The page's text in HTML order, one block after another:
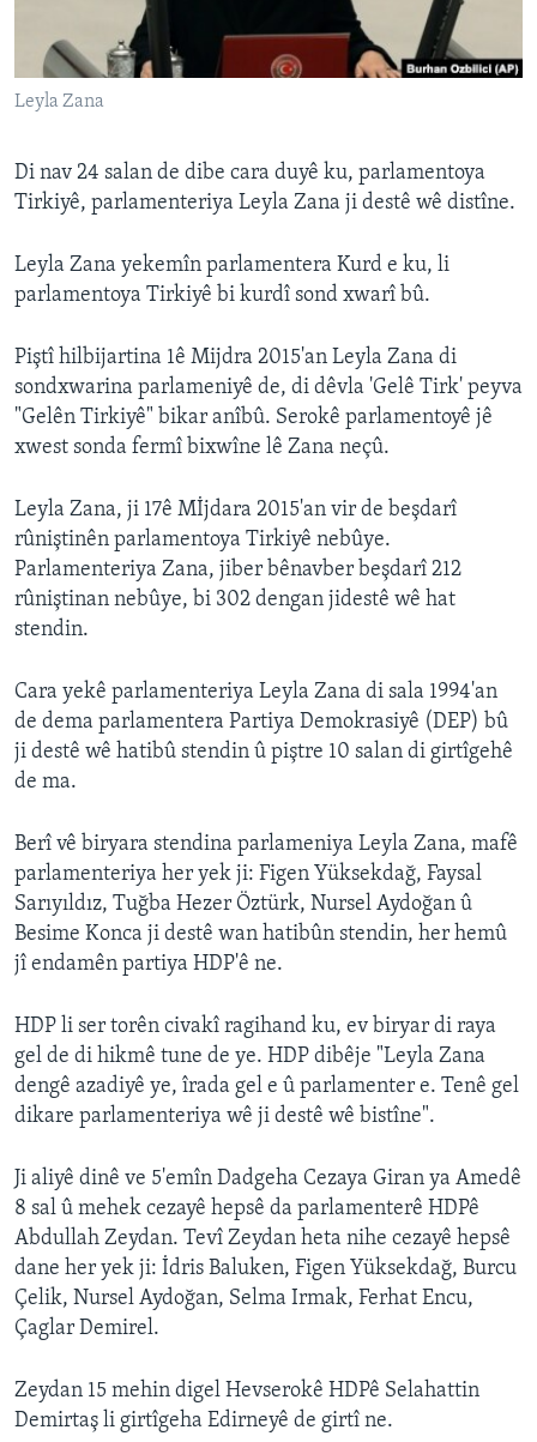
ÇAND Û HUNER
SERNIVÎS
SORANÎ
Learning English
Zimanên Din
Leyla Zana
Di nav 24 salan de dibe cara duyê ku, parlamentoya
Tirkiyê, parlamenteriya Leyla Zana ji destê wê distîne.
Leyla Zana yekemîn parlamentera Kurd e ku, li
parlamentoya Tirkiyê bi kurdî sond xwarî bû.
Piştî hilbijartina 1ê Mijdra 2015'an Leyla Zana di
sondxwarina parlameniyê de, di dêvla 'Gelê Tirk' peyva
"Gelên Tirkiyê" bikar anîbû. Serokê parlamentoyê jê
xwest sonda fermî bixwîne lê Zana neçû.
Leyla Zana, ji 17ê Mİjdara 2015'an vir de beşdarî
rûniştinên parlamentoya Tirkiyê nebûye.
Parlamenteriya Zana, jiber bênavber beşdarî 212
rûniştinan nebûye, bi 302 dengan jidestê wê hat
stendin.
Cara yekê parlamenteriya Leyla Zana di sala 1994'an
de dema parlamentera Partiya Demokrasiyê (DEP) bû
ji destê wê hatibû stendin û piştre 10 salan di girtîgehê
de ma.
Berî vê biryara stendina parlameniya Leyla Zana, mafê
parlamenteriya her yek ji: Figen Yüksekdağ, Faysal
Sarıyıldız, Tuğba Hezer Öztürk, Nursel Aydoğan û
Besime Konca ji destê wan hatibûn stendin, her hemû
jî endamên partiya HDP'ê ne.
HDP li ser torên civakî ragihand ku, ev biryar di raya
gel de di hikmê tune de ye. HDP dibêje "Leyla Zana
dengê azadiyê ye, îrada gel e û parlamenter e. Tenê gel
dikare parlamenteriya wê ji destê wê bistîne".
Ji aliyê dinê ve 5'emîn Dadgeha Cezaya Giran ya Amedê
8 sal û mehek cezayê hepsê da parlamenterê HDPê
Abdullah Zeydan. Tevî Zeydan heta nihe cezayê hepsê
dane her yek ji: İdris Baluken, Figen Yüksekdağ, Burcu
Çelik, Nursel Aydoğan, Selma Irmak, Ferhat Encu,
Çaglar Demirel.
Zeydan 15 mehin digel Hevserokê HDPê Selahattin
Demirtaş li girtîgeha Edirneyê de girtî ne.